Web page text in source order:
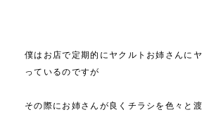
僕はお店で定期的にヤクルトお姉さんに
っているのですが
その際にお姉さんが良くチラシを色々と